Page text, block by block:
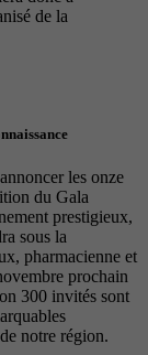
de la
les onze
du Gala
prestigieux,
sous la
pharmacienne et
prochain
300 invités sont
notre région.